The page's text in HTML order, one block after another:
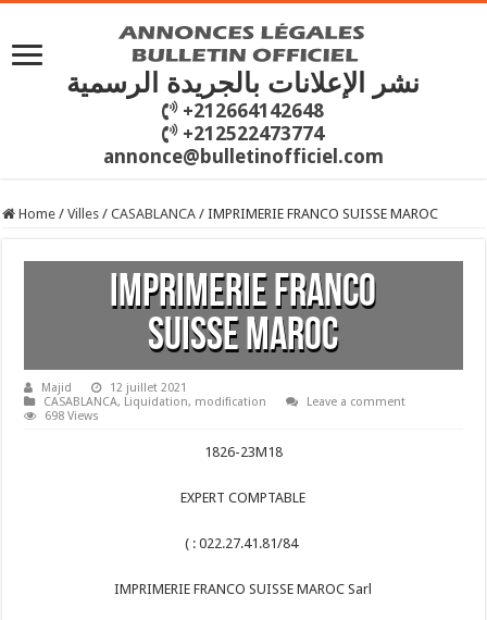
نشر الإعلانات بالجريدة الرسمية
+212664142648
+212522473774
annonce@bulletinofficiel.com
Home / Villes / CASABLANCA / IMPRIMERIE FRANCO SUISSE MAROC
IMPRIMERIE FRANCO
SUISSE MAROC
Majid
12 juillet 2021
CASABLANCA, Liquidation, modification
Leave a comment
698 Views
1826-23M18
EXPERT COMPTABLE
( : 022.27.41.81/84
IMPRIMERIE FRANCO SUISSE MAROC Sarl